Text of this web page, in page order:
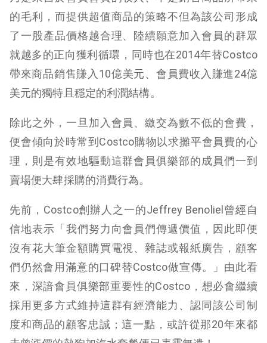
的毛利，而提供超值商品的策略不但為該公司形成
了一股產品價格越合理、陸續願意加入會員的群眾
就越多的正向獲利循環，同時也在2014年替Costco
帶來商品銷售賺入10億美元、會員費收入賺進24億
美元的獨特且穩定的利潤結構。
除此之外，一旦加入會員、繳交為數不低的會費，
便會傾向於時常到Costco購物以求攤平會員費的心
理，則是有效地驅動這群會員俱樂部的成員們一到
賣場便大肆採購的消費行為。
先前，Costco創辦人之一的Jeffrey Benoliel曾經自
信地表示「我們努力向會員們傳遞價值，因此即便
沒有花大筆金額購買電視、雜誌或報紙廣告，顧客
們仍然會用滿意的口碑替Costco做宣傳。」由此看
來，深諳會員俱樂部重要性的Costco，想必會繼續
採用更多方式維持這群有經濟能力、認同該公司制
度和商品的顧客忠誠；這一點，或許從那20年來都